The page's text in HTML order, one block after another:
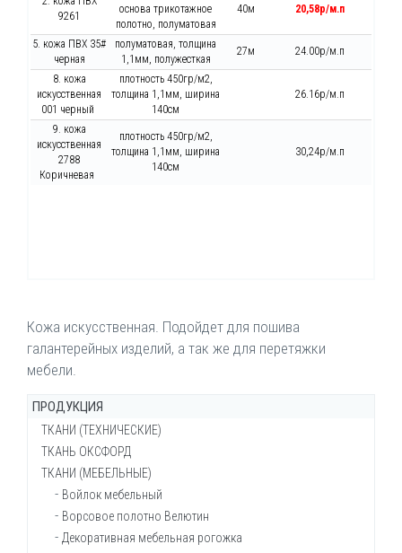
9261
основа трикотажное
полотно, полуматовая
40м 20,58р/м.п
5. кожа ПВХ 35#
черная
полуматовая, толщина
1,1мм, полужесткая
27м 24.00р/м.п
8. кожа
искусственная
001 черный
плотность 450гр/м2,
толщина 1,1мм, ширина
140см
26.16р/м.п
9. кожа
искусственная
2788
Коричневая
плотность 450гр/м2,
толщина 1,1мм, ширина
140см
30,24р/м.п
Кожа искусственная. Подойдет для пошива
галантерейных изделий, а так же для перетяжки
мебели.
ПРОДУКЦИЯ
ТКАНИ (ТЕХНИЧЕСКИЕ)
Брезент ОП (огнеупорный)
Брезент ВО (водостойкий)
Брезент суровый
Ткань Канвас (брезент сумочный)
Ткань Канвас
ТКАНЬ ОКСФОРД
Ткань Оксфорд 200-210d
Ткань Оксфорд 210d КМФ
Ткань Оксфорд 240d
Ткань Оксфорд 240d КМФ
ТКАНИ (МЕБЕЛЬНЫЕ)
Войлок мебельный
Ворсовое полотно Велютин
Декоративная мебельная рогожка